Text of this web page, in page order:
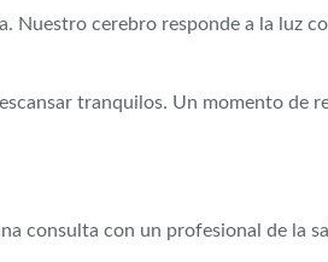
cerebro responde a la luz
tranquilos. Un momento de
consulta con un profesional de la